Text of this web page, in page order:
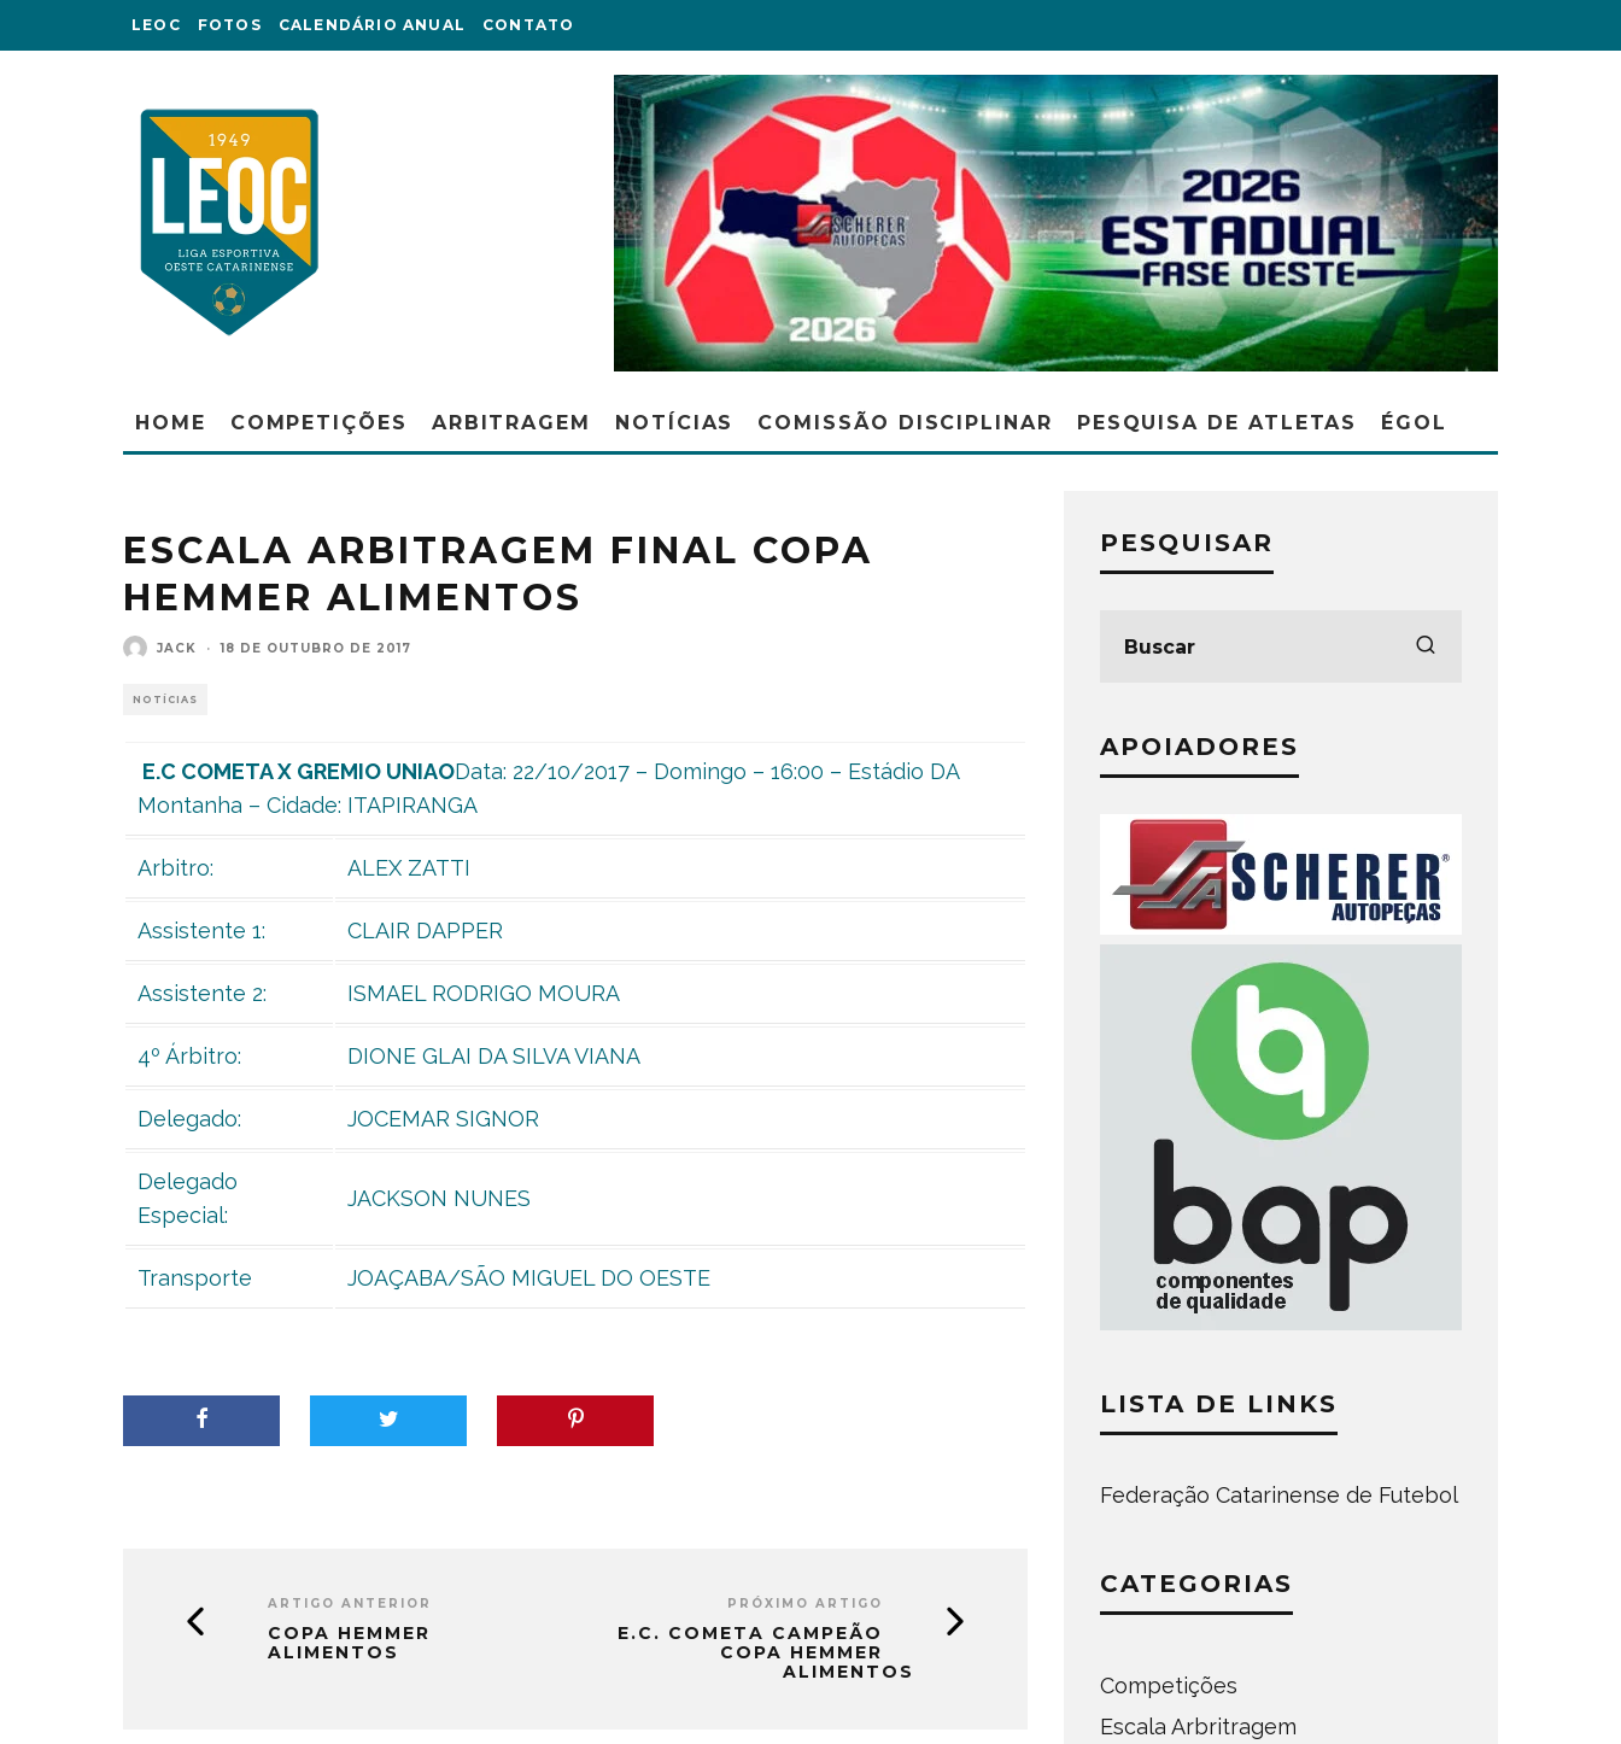
LEOC FOTOS CALENDÁRIO ANUAL CONTATO
HOME COMPETIÇÕES ARBITRAGEM NOTÍCIAS COMISSÃO DISCIPLINAR PESQUISA DE ATLETAS ÉGOL
ESCALA ARBITRAGEM FINAL COPA
HEMMER ALIMENTOS
JACK · 18 DE OUTUBRO DE 2017
NOTÍCIAS
E.C COMETA X GREMIO UNIAOData: 22/10/2017 – Domingo – 16:00 – Estádio DA
Montanha – Cidade: ITAPIRANGA
Arbitro: ALEX ZATTI
Assistente 1: CLAIR DAPPER
Assistente 2: ISMAEL RODRIGO MOURA
4º Árbitro: DIONE GLAI DA SILVA VIANA
Delegado: JOCEMAR SIGNOR
Delegado
Especial:
JACKSON NUNES
Transporte JOAÇABA/SÃO MIGUEL DO OESTE
ARTIGO ANTERIOR
COPA HEMMER
ALIMENTOS
PRÓXIMO ARTIGO
E.C. COMETA CAMPEÃO
COPA HEMMER
ALIMENTOS
PESQUISAR
APOIADORES
LISTA DE LINKS
Federação Catarinense de Futebol
CATEGORIAS
Competições
Escala Arbritragem